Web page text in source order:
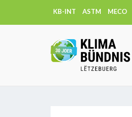
KB-INT ASTM MECO